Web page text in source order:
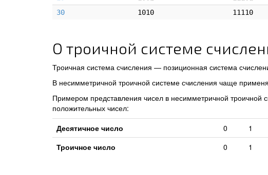
30
1010 11110
О троичной системе
Троичная система счисления — позиционная система
В несимметричной троичной системе счисления чаще
Примером представления чисел в несимметричной троичной
положительных чисел:
Десятичное число
0 1
Троичное число
0 1